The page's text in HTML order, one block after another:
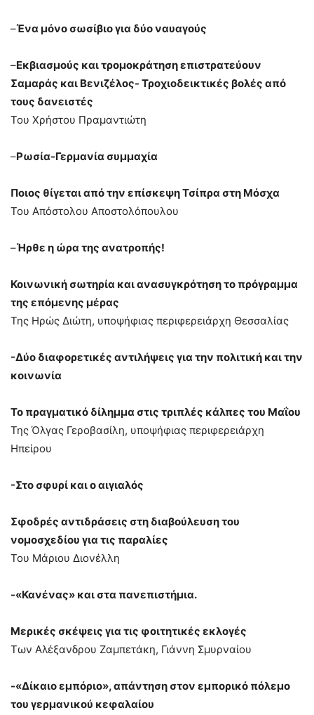
–Ένα μόνο σωσίβιο για δύο ναυαγούς
–Εκβιασμούς και τρομοκράτηση επιστρατεύουν
Σαμαράς και Βενιζέλος- Τροχιοδεικτικές βολές από
τους δανειστές
Του Χρήστου Πραμαντιώτη
–Ρωσία-Γερμανία συμμαχία
Ποιος θίγεται από την επίσκεψη Τσίπρα στη Μόσχα
Του Απόστολου Αποστολόπουλου
–Ήρθε η ώρα της ανατροπής!
Κοινωνική σωτηρία και ανασυγκρότηση το πρόγραμμα
της επόμενης μέρας
Της Ηρώς Διώτη, υποψήφιας περιφερειάρχη Θεσσαλίας
-Δύο διαφορετικές αντιλήψεις για την πολιτική και την
κοινωνία
Το πραγματικό δίλημμα στις τριπλές κάλπες του Μαΐου
Της Όλγας Γεροβασίλη, υποψήφιας περιφερειάρχη
Ηπείρου
-Στο σφυρί και ο αιγιαλός
Σφοδρές αντιδράσεις στη διαβούλευση του
νομοσχεδίου για τις παραλίες
Του Μάριου Διονέλλη
-«Κανένας» και στα πανεπιστήμια.
Μερικές σκέψεις για τις φοιτητικές εκλογές
Των Αλέξανδρου Ζαμπετάκη, Γιάννη Σμυρναίου
-«Δίκαιο εμπόριο», απάντηση στον εμπορικό πόλεμο
του γερμανικού κεφαλαίου